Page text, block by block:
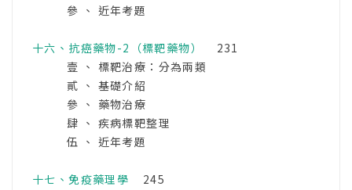
參 、 近年考題
十六、抗癌藥物-2（標靶藥物）
231
壹 、 標靶治療：分為兩類
貳 、 基礎介紹
參 、 藥物治療
肆 、 疾病標靶整理
伍 、 近年考題
十七、免疫藥理學
245